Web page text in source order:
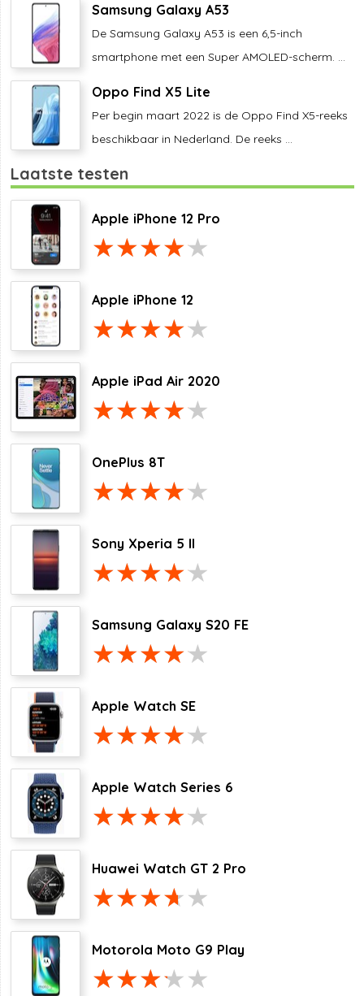
Samsung Galaxy A53
De Samsung Galaxy A53 is een 6,5-inch
smartphone met een Super AMOLED-scherm. ...
Oppo Find X5 Lite
Per begin maart 2022 is de Oppo Find X5-reeks
beschikbaar in Nederland. De reeks ...
Laatste testen
Apple iPhone 12 Pro
Apple iPhone 12
Apple iPad Air 2020
OnePlus 8T
Sony Xperia 5 II
Samsung Galaxy S20 FE
Apple Watch SE
Apple Watch Series 6
Huawei Watch GT 2 Pro
Motorola Moto G9 Play